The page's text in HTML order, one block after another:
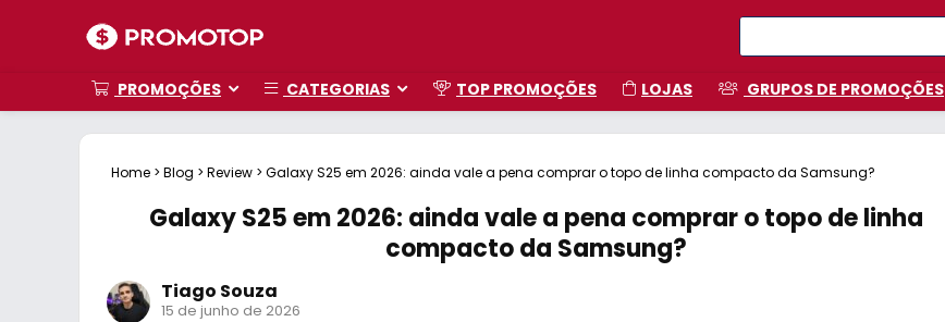
PROMOÇÕES CATEGORIAS TOP PROMOÇÕES LOJAS GRUPOS DE PROMOÇÕES
Home > Blog > Review > Galaxy S25 em 2026: ainda vale a pena comprar o topo de linha compacto da Samsung?
Galaxy S25 em 2026: ainda vale a pena comprar o topo de linha
compacto da Samsung?
Tiago Souza
15 de junho de 2026